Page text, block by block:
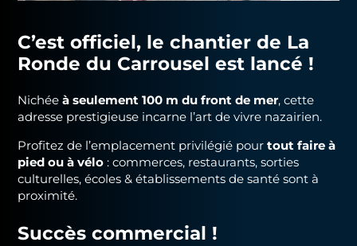
C’est officiel, le chantier de La
Ronde du Carrousel est lancé !
Nichéeà seulement 100 m du front de mer, cette
adresse prestigieuse incarne l’art de vivre nazairien.
Profitez de l’emplacement privilégié pour tout faire à
pied ou à vélo : commerces, restaurants, sorties
culturelles, écoles & établissements de santé sont à
proximité.
Succès commercial !